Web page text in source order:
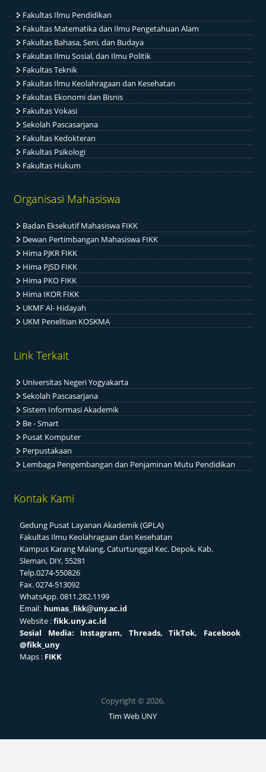
Fakultas Ilmu Pendidikan
Fakultas Matematika dan Ilmu Pengetahuan Alam
Fakultas Bahasa, Seni, dan Budaya
Fakultas Ilmu Sosial, dan Ilmu Politik
Fakultas Teknik
Fakultas Ilmu Keolahragaan dan Kesehatan
Fakultas Ekonomi dan Bisnis
Fakultas Vokasi
Sekolah Pascasarjana
Fakultas Kedokteran
Fakultas Psikologi
Fakultas Hukum
Organisasi Mahasiswa
Badan Eksekutif Mahasiswa FIKK
Dewan Pertimbangan Mahasiswa FIKK
Hima PJKR FIKK
Hima PJSD FIKK
Hima PKO FIKK
Hima IKOR FIKK
UKMF Al- Hidayah
UKM Penelitian KOSKMA
Link Terkait
Universitas Negeri Yogyakarta
Sekolah Pascasarjana
Sistem Informasi Akademik
Be - Smart
Pusat Komputer
Perpustakaan
Lembaga Pengembangan dan Penjaminan Mutu Pendidikan
Kontak Kami
Gedung Pusat Layanan Akademik (GPLA)
Fakultas Ilmu Keolahragaan dan Kesehatan
Kampus Karang Malang, Caturtunggal Kec. Depok, Kab.
Sleman, DIY, 55281
Telp.0274-550826
Fax. 0274-513092
WhatsApp. 0811.282.1199
Email: humas_fikk@uny.ac.id
Website :fikk.uny.ac.id
Sosial
Media: Instagram, Threads, TikTok, Facebook
@fikk_uny
Maps : FIKK
Copyright © 2026,
Tim Web UNY